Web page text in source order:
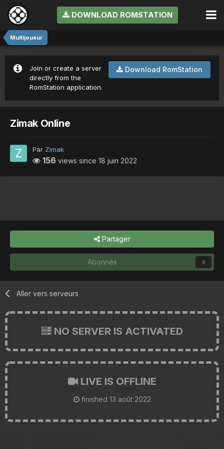
DOWNLOAD ROMSTATION
Multijoueur
Download RomStation
Join or create a server
directly from the
RomStation application.
Zimak Online
Par Zimak
156 views since 18 juin 2022
Partager
Abonnés 0
Aller vers serveurs
NO SERVER IS ACTIVATED
LIVE IS OFFLINE
finished 13 août 2022